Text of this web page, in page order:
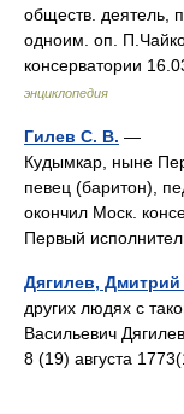
обществ. деятель,
одноим. оп.
консерватории
энциклопедия
Гилев С. В. —
Кудымкар, ныне
певец (баритон),
окончил Моск.
Первый
Дягилев,
других людях с
Васильевич
8 (19) августа